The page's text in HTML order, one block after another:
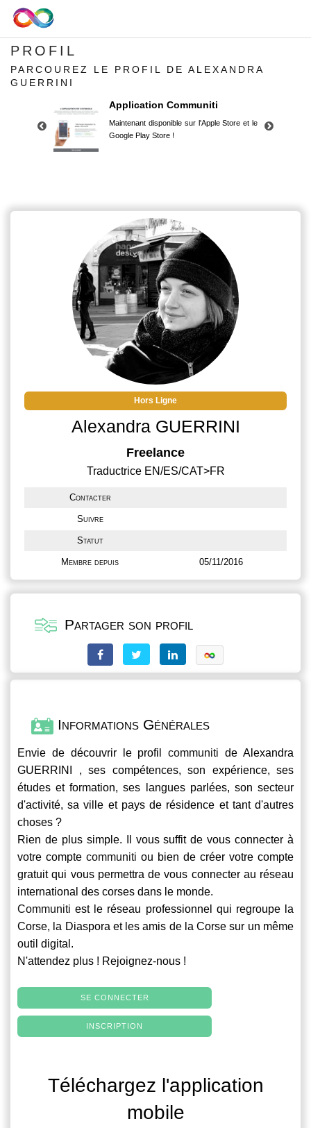
PROFIL
PARCOUREZ LE PROFIL DE ALEXANDRA
GUERRINI
Application Communiti
Maintenant disponible sur l'Apple Store et le
Google Play Store !
Google Play Store !
Hors Ligne
Alexandra GUERRINI
Freelance
Traductrice EN/ES/CAT>FR
Contacter
Suivre
Statut
Membre depuis 05/11/2016
Partager son profil
Informations Générales
Envie de découvrir le profilcommuniti de Alexandra
GUERRINI , ses compétences, son expérience, ses
études et formation, ses langues parlées, son secteur
d'activité, sa ville et pays de résidence et tant d'autres
choses ?
Rien de plus simple. Il vous suffit de vous connecter à
votre compte communiti ou bien de créer votre compte
gratuit qui vous permettra de vous connecter au réseau
international des corses dans le monde.
Communiti est le réseau professionnel qui regroupe la
Corse, la Diaspora et les amis de la Corse sur un même
outil digital.
N'attendez plus ! Rejoignez-nous !
SE CONNECTER
INSCRIPTION
Téléchargez l'application
mobile